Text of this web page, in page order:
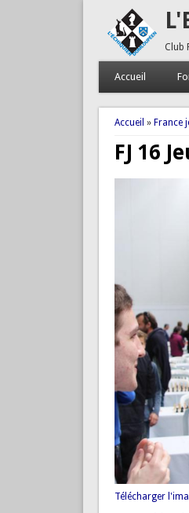
Club
Accueil
Vous êtes
Accueil » France
FJ 16
Télécharger